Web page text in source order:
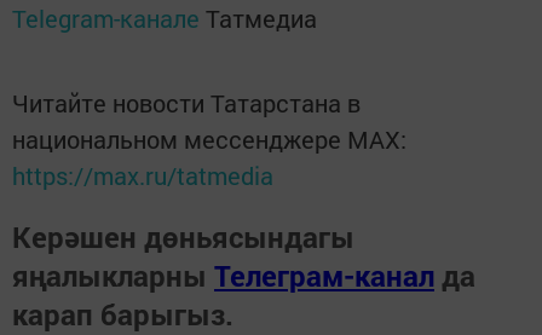
Telegram-канале Татмедиа
Читайте новости Татарстана в
национальном мессенджере MАХ:
https://max.ru/tatmedia
Керәшен дөньясындагы
яңалыкларны Телеграм-канал да
карап барыгыз.